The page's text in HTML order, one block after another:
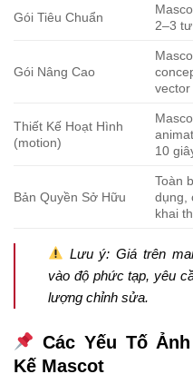
Gói Tiêu Chuẩn
2–3
Gói Nâng Cao
vector
Thiết Kế Hoạt Hình
(motion)
10
Bản Quyền Sở Hữu
Toàn
dụng,
khai
Lưu ý: Giá trên
vào độ phức tạp, yêu
lượng chỉnh sửa.
Các Yếu Tố
Kế Mascot